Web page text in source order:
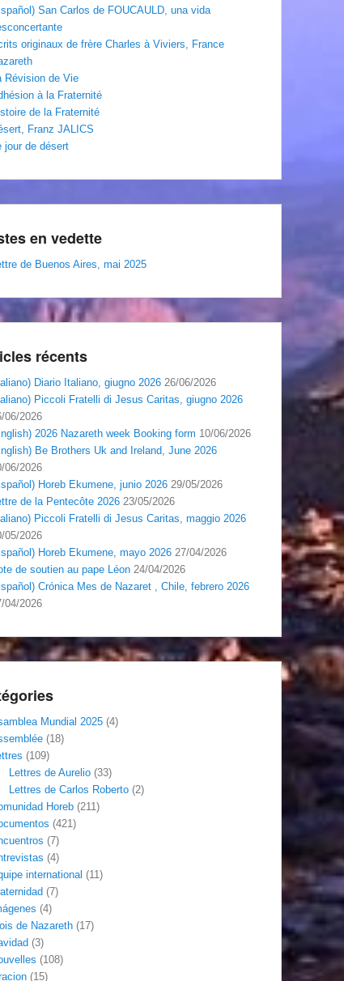
San Carlos de FOUCAULD, una vida
originaux de frère Charles à Viviers, France
Révision de Vie
à la Fraternité
de la Fraternité
Franz JALICS
jour de désert
en vedette
de Buenos Aires, mai 2025
récents
Diario Italiano, giugno 2026 26/06/2026
Piccoli Fratelli di Jesus Caritas, giugno 2026
06/2026
2026 Nazareth week Booking form 10/06/2026
Be Brothers Uk and Ireland, June 2026
06/2026
Horeb Ekumene, junio 2026 29/05/2026
de la Pentecôte 2026 23/05/2026
Piccoli Fratelli di Jesus Caritas, maggio 2026
05/2026
Horeb Ekumene, mayo 2026 27/04/2026
de soutien au pape Léon 24/04/2026
Crónica Mes de Nazaret , Chile, febrero 2026
04/2026
Mundial 2025 (4)
(18)
(109)
Lettres de Aurelio(33)
Lettres de Carlos Roberto(2)
Horeb (211)
(421)
(7)
(4)
international (11)
(7)
(4)
de Nazareth (17)
(3)
(108)
(15)